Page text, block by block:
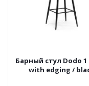
Барный стул Dodo 1
with edging /